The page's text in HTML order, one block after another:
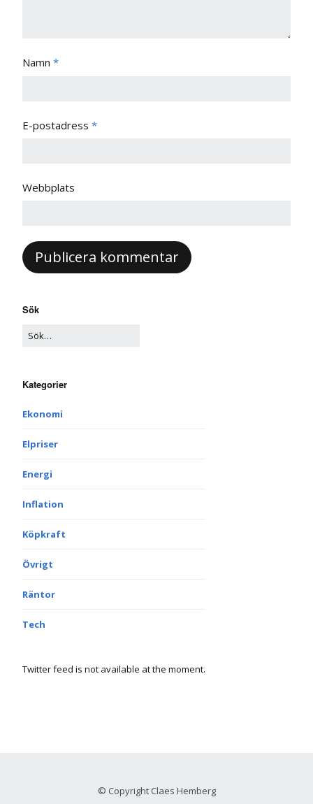
Namn *
E-postadress *
Webbplats
Sök
Kategorier
Ekonomi
Elpriser
Energi
Inflation
Köpkraft
Övrigt
Räntor
Tech
Twitter feed is not available at the moment.
© Copyright Claes Hemberg